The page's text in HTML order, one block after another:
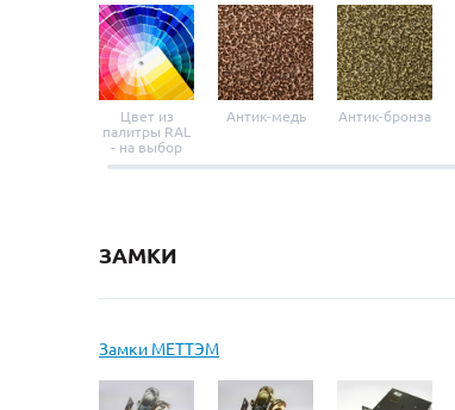
Цвет из
палитры RAL
- на выбор
Антик-медь Антик-бронза
ЗАМКИ
Замки МЕТТЭМ